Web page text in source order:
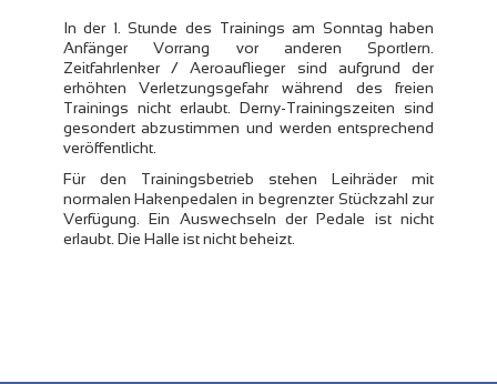
In der 1. Stunde des Trainings am Sonntag haben
Anfänger Vorrang vor anderen Sportlern.
Zeitfahrlenker / Aeroauflieger sind aufgrund der
erhöhten Verletzungsgefahr während des freien
Trainings nicht erlaubt. Derny-Trainingszeiten sind
gesondert abzustimmen und werden entsprechend
veröffentlicht.
Für den Trainingsbetrieb stehen Leihräder mit
normalen Hakenpedalen in begrenzter Stückzahl zur
Verfügung. Ein Auswechseln der Pedale ist nicht
erlaubt. Die Halle ist nicht beheizt.